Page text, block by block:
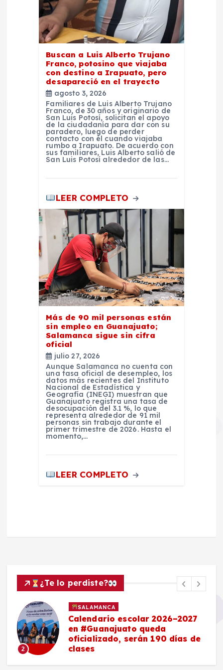
Buscan a Luis Alberto Trujano
Franco, potosino que viajaba
con destino a Irapuato, pero
desapareció en el trayecto
agosto 3, 2026
Familiares de Luis Alberto Trujano
Franco, de 30 años y originario de
San Luis Potosí, solicitan el apoyo
de la ciudadanía para dar con su
paradero, luego de perder
contacto con él cuando viajaba
rumbo a Irapuato. De acuerdo con
sus familiares, Luis Alberto salió de
San Luis Potosí alrededor de las…
LEER COMPLETO
Más de 90 mil personas están
sin empleo en Guanajuato;
Salamanca sigue sin cifra
oficial
julio 27, 2026
Aunque Salamanca no cuenta con
una tasa oficial de desempleo, los
datos más recientes del Instituto
Nacional de Estadística y
Geografía (INEGI) muestran que
Guanajuato registra una tasa de
desocupación del 3.1 %, lo que
representa alrededor de 91 mil
personas sin trabajo durante el
primer trimestre de 2026. Hasta el
momento,…
LEER COMPLETO
¿Te lo perdiste?
2
SALAMANCA
Calendario escolar 2026–2027
en #Guanajuato queda
oficializado, serán 190 días de
clases